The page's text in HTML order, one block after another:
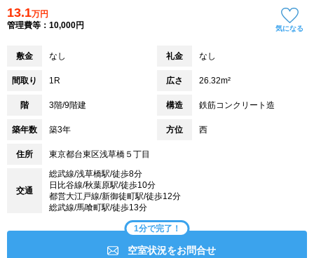
13.1万円
管理費等：10,000円
気になる
敷金 なし 礼金 なし
間取り 1R 広さ 26.32m²
階 3階/9階建 構造 鉄筋コンクリート造
築年数 築3年 方位 西
住所 東京都台東区浅草橋５丁目
交通
総武線/浅草橋駅/徒歩8分
日比谷線/秋葉原駅/徒歩10分
都営大江戸線/新御徒町駅/徒歩12分
総武線/馬喰町駅/徒歩13分
1分で完了！
空室状況をお問合せ